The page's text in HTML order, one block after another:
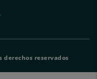
derechos reservados